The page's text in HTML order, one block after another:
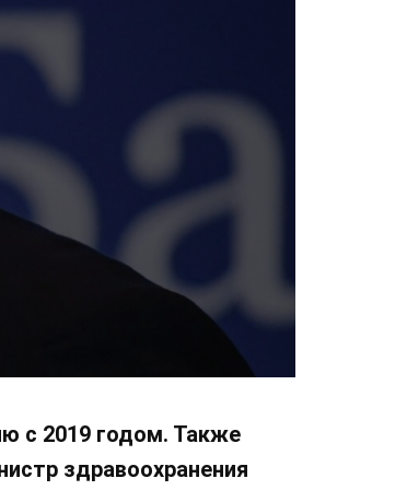
с 2019 годом. Также
здравоохранения